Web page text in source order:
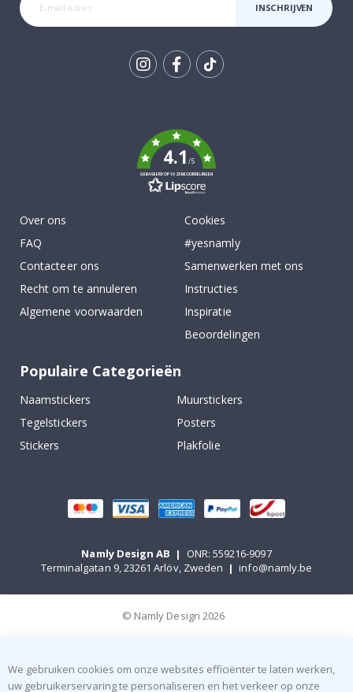
INSCHRIJVEN
4.1/5
GEBASEERD OP 1025 BEOORDELINGEN
Over ons
FAQ
Contacteer ons
Recht om te annuleren
Algemene voorwaarden
Cookies
#yesnamly
Samenwerken met ons
Instructies
Inspiratie
Beoordelingen
Populaire Categorieën
Naamstickers
Muurstickers
Tegelstickers
Posters
Stickers
Plakfolie
Namly Design AB |
ONR: 559216-9097
Terminalgatan 9, 23261 Arlöv, Zweden | info@namly.be
© Namly Design 2026
We gebruiken cookies om onze websites efficiënter te laten werken,
uw gebruikerservaring te personaliseren en het verkeer op onze